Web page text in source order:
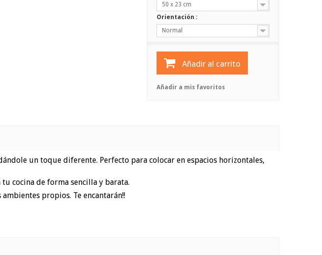
50 x 23 cm
Orientación :
Normal
Añadir al carrito
Añadir a mis favoritos
un toque diferente. Perfecto para colocar en espacios horizontales,
cocina de forma sencilla y barata.
propios. Te encantarán!!